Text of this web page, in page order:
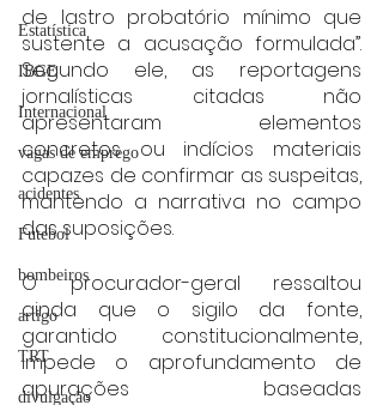
Estatística
IBGE
Internacional
vagas de emprego
acidentes
Futebol
bombeiros
artigo
TRT
divulgação
de lastro probatório mínimo que
sustente a acusação formulada”.
Segundo ele, as reportagens
jornalísticas citadas não
apresentaram elementos
concretos ou indícios materiais
capazes de confirmar as suspeitas,
mantendo a narrativa no campo
das suposições.
O procurador-geral ressaltou
ainda que o sigilo da fonte,
garantido constitucionalmente,
impede o aprofundamento de
apurações baseadas